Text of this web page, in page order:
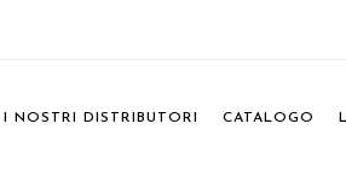
I NOSTRI DISTRIBUTORI CATALOGO